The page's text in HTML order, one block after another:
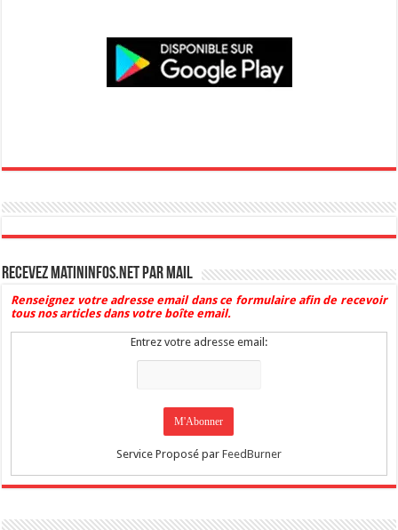
Recevez Matininfos.net par mail
Renseignez votre adresse email dans ce formulaire afin de recevoir
tous nos articles dans votre boîte email.
Entrez votre adresse email:
Service Proposé par FeedBurner